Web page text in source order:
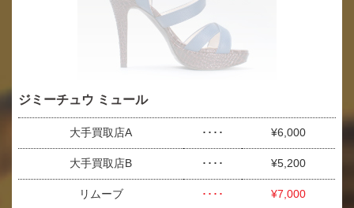
ジミーチュウ ミュール
大手買取店A ････ ¥6,000
大手買取店B ････ ¥5,200
リムーブ ････ ¥7,000